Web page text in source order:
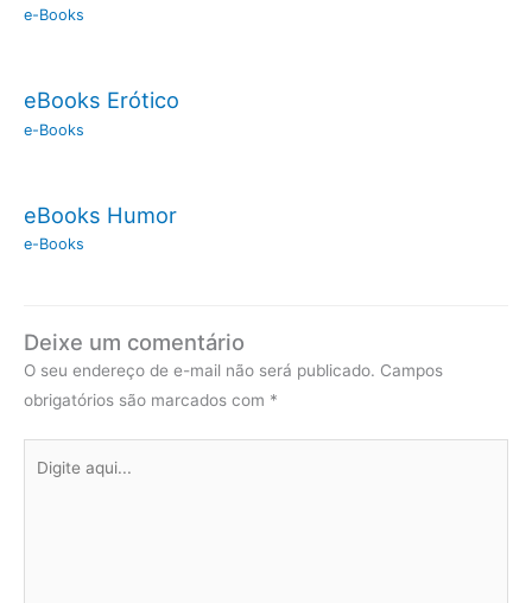
e-Books
eBooks Erótico
e-Books
eBooks Humor
e-Books
Deixe um comentário
O seu endereço de e-mail não será publicado. Campos
obrigatórios são marcados com *
aqui...